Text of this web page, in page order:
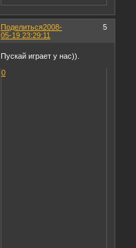
Поделиться 5
2008-
05-19 23:29:11
Пускай играет у нас)).
0